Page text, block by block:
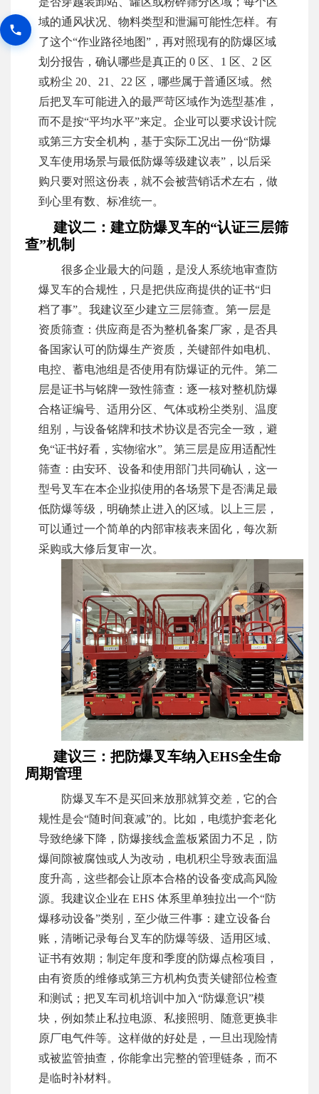
域的通风状况、物料类型和泄漏可能性怎样。有
了这个“作业路径地图”，再对照现有的防爆区域
划分报告，确认哪些是真正的 0 区、1 区、2 区
或粉尘 20、21、22 区，哪些属于普通区域。然
后把叉车可能进入的最严苛区域作为选型基准，
而不是按“平均水平”来定。企业可以要求设计院
或第三方安全机构，基于实际工况出一份“防爆
叉车使用场景与最低防爆等级建议表”，以后采
购只要对照这份表，就不会被营销话术左右，做
到心里有数、标准统一。
建议二：建立防爆叉车的“认证三层筛
查”机制
很多企业最大的问题，是没人系统地审查防
爆叉车的合规性，只是把供应商提供的证书“归
档了事”。我建议至少建立三层筛查。第一层是
资质筛查：供应商是否为整机备案厂家，是否具
备国家认可的防爆生产资质，关键部件如电机、
电控、蓄电池组是否使用有防爆证的元件。第二
层是证书与铭牌一致性筛查：逐一核对整机防爆
合格证编号、适用分区、气体或粉尘类别、温度
组别，与设备铭牌和技术协议是否完全一致，避
免“证书好看，实物缩水”。第三层是应用适配性
筛查：由安环、设备和使用部门共同确认，这一
型号叉车在本企业拟使用的各场景下是否满足最
低防爆等级，明确禁止进入的区域。以上三层，
可以通过一个简单的内部审核表来固化，每次新
采购或大修后复审一次。
建议三：把防爆叉车纳入EHS全生命
周期管理
防爆叉车不是买回来放那就算交差，它的合
规性是会“随时间衰减”的。比如，电缆护套老化
导致绝缘下降，防爆接线盒盖板紧固力不足，防
爆间隙被腐蚀或人为改动，电机积尘导致表面温
度升高，这些都会让原本合格的设备变成高风险
源。我建议企业在 EHS 体系里单独拉出一个“防
爆移动设备”类别，至少做三件事：建立设备台
账，清晰记录每台叉车的防爆等级、适用区域、
证书有效期；制定年度和季度的防爆点检项目，
由有资质的维修或第三方机构负责关键部位检查
和测试；把叉车司机培训中加入“防爆意识”模
块，例如禁止私拉电源、私接照明、随意更换非
原厂电气件等。这样做的好处是，一旦出现险情
或被监管抽查，你能拿出完整的管理链条，而不
是临时补材料。